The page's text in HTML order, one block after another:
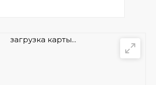
загрузка карты...